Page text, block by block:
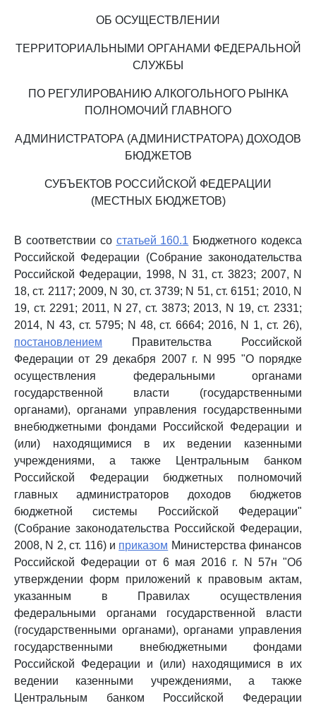
ОБ ОСУЩЕСТВЛЕНИИ
ТЕРРИТОРИАЛЬНЫМИ ОРГАНАМИ ФЕДЕРАЛЬНОЙ
СЛУЖБЫ
ПО РЕГУЛИРОВАНИЮ АЛКОГОЛЬНОГО РЫНКА
ПОЛНОМОЧИЙ ГЛАВНОГО
АДМИНИСТРАТОРА (АДМИНИСТРАТОРА) ДОХОДОВ
БЮДЖЕТОВ
СУБЪЕКТОВ РОССИЙСКОЙ ФЕДЕРАЦИИ
(МЕСТНЫХ БЮДЖЕТОВ)
В соответствии со статьей 160.1 Бюджетного кодекса
Российской Федерации (Собрание законодательства
Российской Федерации, 1998, N 31, ст. 3823; 2007, N
18, ст. 2117; 2009, N 30, ст. 3739; N 51, ст. 6151; 2010, N
19, ст. 2291; 2011, N 27, ст. 3873; 2013, N 19, ст. 2331;
2014, N 43, ст. 5795; N 48, ст. 6664; 2016, N 1, ст. 26),
постановлением Правительства Российской
Федерации от 29 декабря 2007 г. N 995 "О порядке
осуществления федеральными органами
государственной власти (государственными
органами), органами управления государственными
внебюджетными фондами Российской Федерации и
(или) находящимися в их ведении казенными
учреждениями, а также Центральным банком
Российской Федерации бюджетных полномочий
главных администраторов доходов бюджетов
бюджетной системы Российской Федерации"
(Собрание законодательства Российской Федерации,
2008, N 2, ст. 116) и приказом Министерства финансов
Российской Федерации от 6 мая 2016 г. N 57н "Об
утверждении форм приложений к правовым актам,
указанным в Правилах осуществления
федеральными органами государственной власти
(государственными органами), органами управления
государственными внебюджетными фондами
Российской Федерации и (или) находящимися в их
ведении казенными учреждениями, а также
Центральным банком Российской Федерации